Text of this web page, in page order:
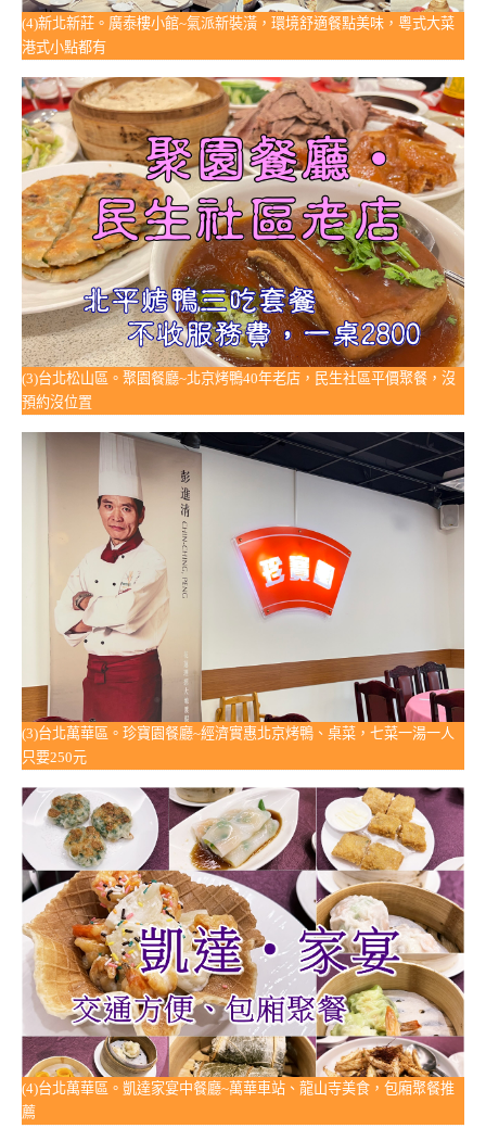
(4)新北新莊。廣泰樓小館~氣派新裝潢，環境舒適餐點美味，粵式大菜
港式小點都有
(3)台北松山區。聚園餐廳~北京烤鴨40年老店，民生社區平價聚餐，沒
預約沒位置
(3)台北萬華區。珍寶園餐廳~經濟實惠北京烤鴨、桌菜，七菜一湯一人
只要250元
(4)台北萬華區。凱達家宴中餐廳~萬華車站、龍山寺美食，包廂聚餐推
薦